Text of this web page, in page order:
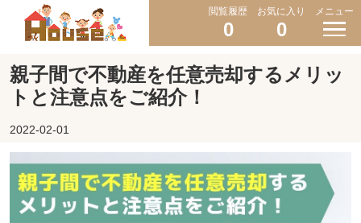
閲覧履歴
0
お気に入り
0
メニュー
親子間で不動産を任意売却するメリッ
トと注意点をご紹介！
2022-02-01